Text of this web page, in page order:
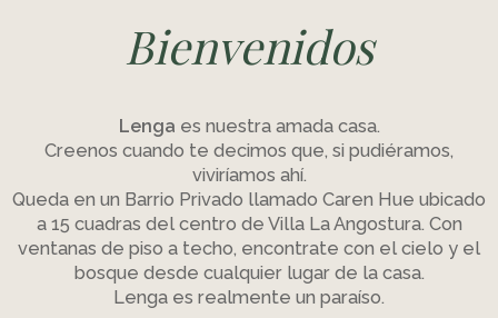
Bienvenidos
Lenga es nuestra amada casa.
Creenos cuando te decimos que, si pudiéramos,
viviríamos ahí.
Queda en un Barrio Privado llamado Caren Hue ubicado
a 15 cuadras del centro de Villa La Angostura. Con
ventanas de piso a techo, encontrate con el cielo y el
bosque desde cualquier lugar de la casa.
Lenga es realmente un paraíso.